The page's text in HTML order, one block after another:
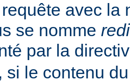
avec la
se nomme
par la
si le contenu